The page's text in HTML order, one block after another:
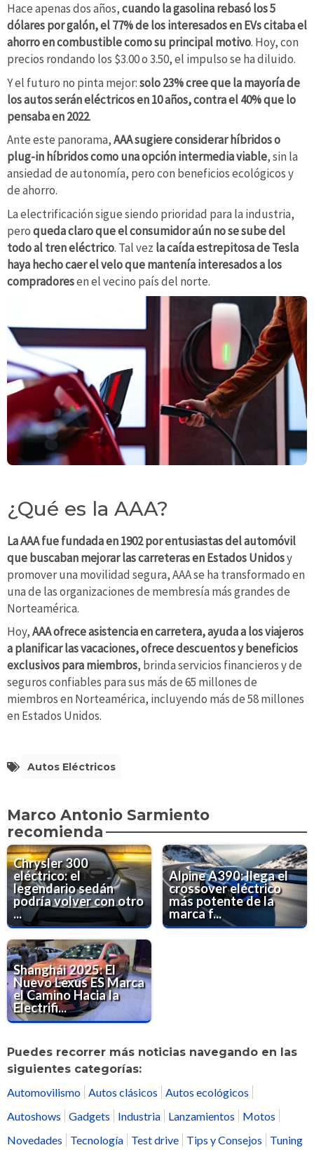
Hace apenas dos años,cuando la gasolina rebasó los 5
dólares por galón, el 77% de los interesados en EVs citaba el
ahorro en combustible como su principal motivo. Hoy, con
precios rondando los $3.00 o 3.50, el impulso se ha diluido.
Y el futuro no pinta mejor:solo 23% cree que la mayoría de
los autos serán eléctricos en 10 años, contra el 40% que lo
pensaba en 2022.
Ante este panorama,AAA sugiere considerar híbridos o
plug-in híbridos como una opción intermedia viable, sin la
ansiedad de autonomía, pero con beneficios ecológicos y
de ahorro.
La electrificación sigue siendo prioridad para la industria,
peroqueda claro que el consumidor aún no se sube del
todo al tren eléctrico. Tal vez la caída estrepitosa de Tesla
haya hecho caer el velo que mantenía interesados a los
compradoresen el vecino país del norte.
¿Qué es la AAA?
La AAA fue fundada en 1902 por entusiastas del automóvil
que buscaban mejorar las carreteras en Estados Unidosy
promover una movilidad segura, AAA se ha transformado en
una de las organizaciones de membresía más grandes de
Norteamérica.
Hoy,AAA ofrece asistencia en carretera, ayuda a los viajeros
a planificar las vacaciones, ofrece descuentos y beneficios
exclusivos para miembros, brinda servicios financieros y de
seguros confiables para sus más de 65 millones de
miembros en Norteamérica, incluyendo más de 58 millones
en Estados Unidos.
Autos Eléctricos
Marco Antonio Sarmiento
recomienda
Chrysler 300
eléctrico: el
legendario sedán
podría volver con otro
...
Alpine A390: llega el
crossover eléctrico
más potente de la
marca f...
Shanghái 2025: El
Nuevo Lexus ES Marca
el Camino Hacia la
Electrifi...
Puedes recorrer más noticias navegando en las
siguientes categorías:
Automovilismo
Autos clásicos
Autos ecológicos
Autoshows
Gadgets Industria Lanzamientos
Motos
Novedades
Tecnología Test drive Tips y Consejos Tuning